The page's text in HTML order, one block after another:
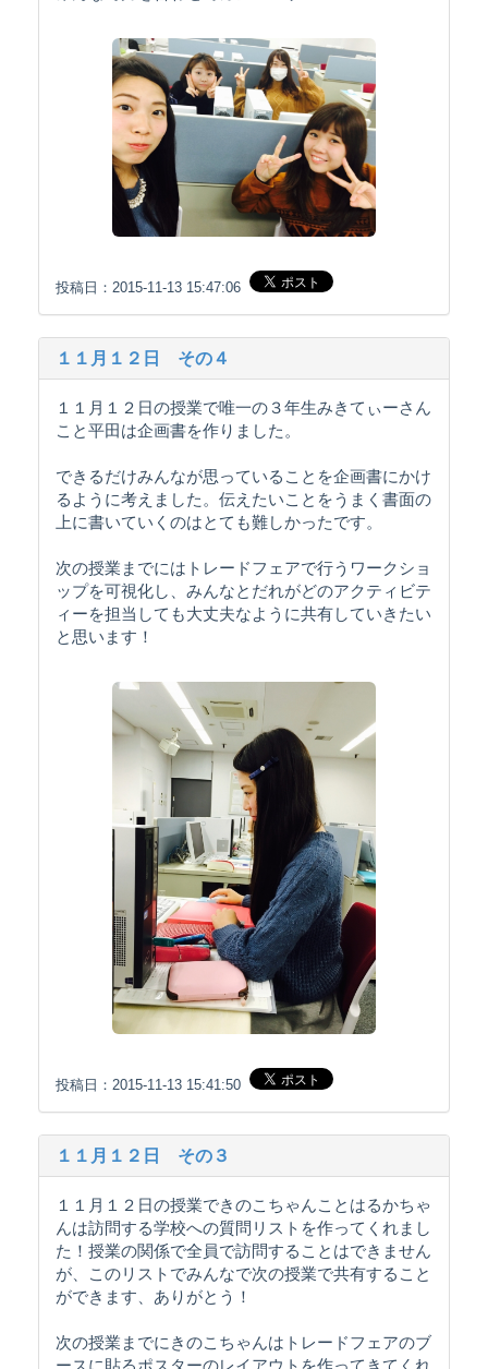
投稿日：2015-11-13 15:47:06
１１月１２日 その４
１１月１２日の授業で唯一の３年生みきてぃーさん
こと平田は企画書を作りました。
できるだけみんなが思っていることを企画書にかけ
るように考えました。伝えたいことをうまく書面の
上に書いていくのはとても難しかったです。
次の授業までにはトレードフェアで行うワークショ
ップを可視化し、みんなとだれがどのアクティビテ
ィーを担当しても大丈夫なように共有していきたい
と思います！
投稿日：2015-11-13 15:41:50
１１月１２日 その３
１１月１２日の授業できのこちゃんことはるかちゃ
んは訪問する学校への質問リストを作ってくれまし
た！授業の関係で全員で訪問することはできません
が、このリストでみんなで次の授業で共有すること
ができます、ありがとう！
次の授業までにきのこちゃんはトレードフェアのブ
ースに貼るポスターのレイアウトを作ってきてくれ